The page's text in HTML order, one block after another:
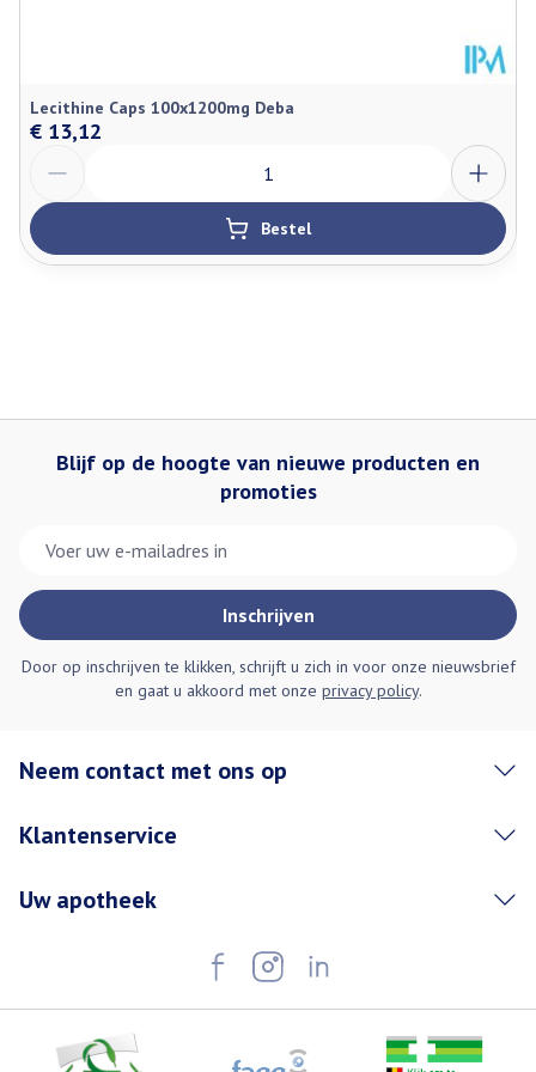
Lecithine Caps 100x1200mg Deba
€ 13,12
Bestel
Blijf op de hoogte van nieuwe producten en
promoties
Inschrijven
Door op inschrijven te klikken, schrijft u zich in voor onze nieuwsbrief
en gaat u akkoord met onze privacy policy.
Neem contact met ons op
Klantenservice
Uw apotheek